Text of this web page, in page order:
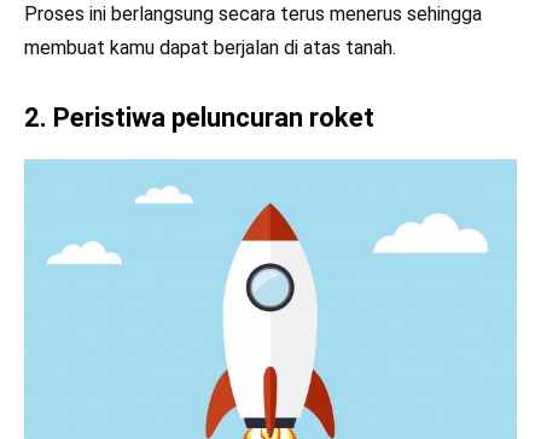
Proses ini berlangsung secara terus menerus sehingga
membuat kamu dapat berjalan di atas tanah.
2. Peristiwa peluncuran roket